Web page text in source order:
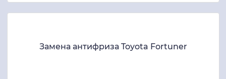
Замена антифриза Toyota Fortuner